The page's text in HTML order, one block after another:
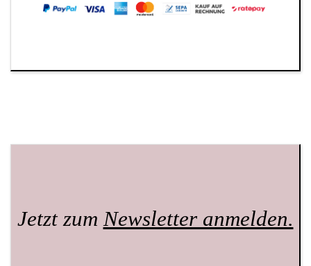
Jetzt zumNewsletter anmelden.